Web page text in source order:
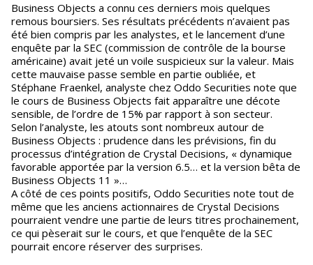
Business Objects a connu ces derniers mois quelques
remous boursiers. Ses résultats précédents n’avaient pas
été bien compris par les analystes, et le lancement d’une
enquête par la SEC (commission de contrôle de la bourse
américaine) avait jeté un voile suspicieux sur la valeur. Mais
cette mauvaise passe semble en partie oubliée, et
Stéphane Fraenkel, analyste chez Oddo Securities note que
le cours de Business Objects fait apparaître une décote
sensible, de l’ordre de 15% par rapport à son secteur.
Selon l’analyste, les atouts sont nombreux autour de
Business Objects : prudence dans les prévisions, fin du
processus d’intégration de Crystal Decisions, « dynamique
favorable apportée par la version 6.5… et la version bêta de
Business Objects 11 »…
A côté de ces points positifs, Oddo Securities note tout de
même que les anciens actionnaires de Crystal Decisions
pourraient vendre une partie de leurs titres prochainement,
ce qui pèserait sur le cours, et que l’enquête de la SEC
pourrait encore réserver des surprises.